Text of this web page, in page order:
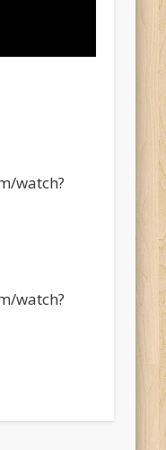
watch?
watch?